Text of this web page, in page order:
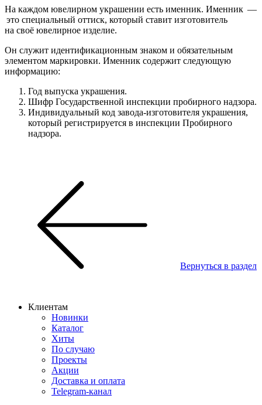
На каждом ювелирном украшении есть именник. Именник —
это специальный оттиск, который ставит изготовитель
на своё ювелирное изделие.
Он служит идентификационным знаком и обязательным
элементом маркировки. Именник содержит следующую
информацию:
Год выпуска украшения.
Шифр Государственной инспекции пробирного надзора.
Индивидуальный код завода-изготовителя украшения,
который регистрируется в инспекции Пробирного
надзора.
Вернуться в раздел
Клиентам
Новинки
Каталог
Хиты
По случаю
Проекты
Акции
Доставка и оплата
Telegram-канал